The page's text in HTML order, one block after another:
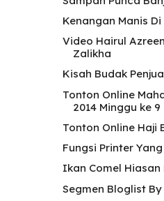
Kenangan Manis Di
Video Hairul
Zalikha
Kisah Budak
Tonton Online
2014 Minggu ke 9
Tonton Online Haji
Fungsi Printer
Ikan Comel Hiasan
Segmen Bloglist